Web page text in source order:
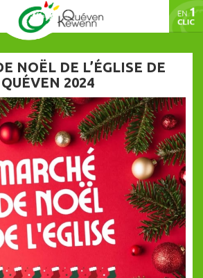
NOËL DE L’ÉGLISE DE
QUÉVEN 2024